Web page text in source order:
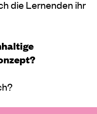
die Lernenden ihr